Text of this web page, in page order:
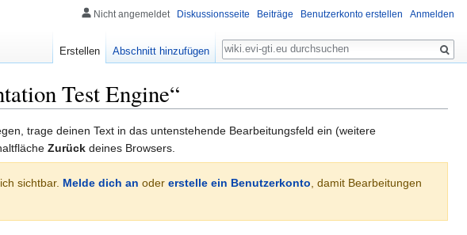
Test Engine“
trage deinen Text in das untenstehende Bearbeitungsfeld ein (weitere
Zurück deines Browsers.
sichtbar. Melde dich an oder erstelle ein Benutzerkonto, damit Bearbeitungen
Nicht angemeldet Diskussionsseite Beiträge Benutzerkonto erstellen Anmelden
Erstellen Abschnitt hinzufügen
Suche